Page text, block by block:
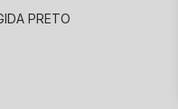
PRETO